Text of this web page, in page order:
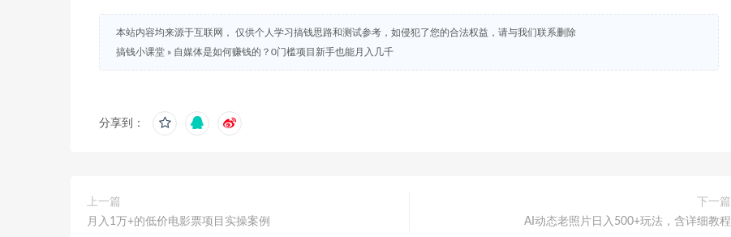
本站内容均来源于互联网， 仅供个人学习搞钱思路和测试参考，如侵犯了您的合法权益，请与我们联系删除
搞钱小课堂 » 自媒体是如何赚钱的？0门槛项目新手也能月入几千
分享到：
上一篇
月入1万+的低价电影票项目实操案例
下一篇
AI动态老照片日入500+玩法，含详细教程